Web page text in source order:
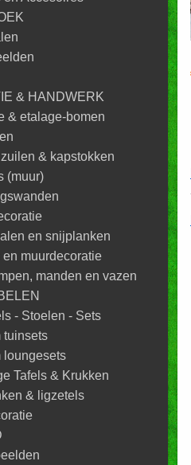
& HANDWERK
& etalage-bomen
& kapstokken
(muur)
en snijplanken
muurdecoratie
manden en vazen
- Stoelen - Sets
tuinsets
loungesets
Tafels & Krukken
& ligzetels